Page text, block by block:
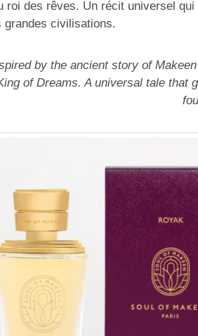
roi des rêves. Un récit universel
grandes civilisations.
by the ancient story of
of Dreams. A universal tale that